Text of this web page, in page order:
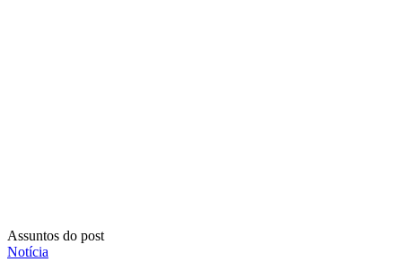
Assuntos do post
Notícia